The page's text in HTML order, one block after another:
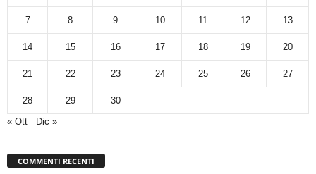
7 8 9 10 11 12 13
14 15 16 17 18 19 20
21 22 23 24 25 26 27
28 29
30
« Ott
Dic »
COMMENTI RECENTI